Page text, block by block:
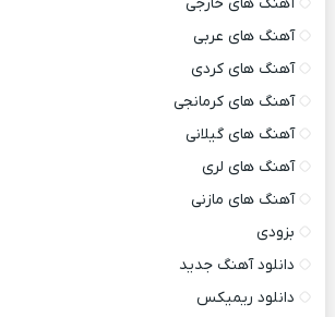
آهنگ های عربی
آهنگ های کردی
آهنگ های کرمانجی
آهنگ های گیلانی
آهنگ های لری
آهنگ های مازنی
بزودی
دانلود آهنگ جدید
دانلود ریمیکس